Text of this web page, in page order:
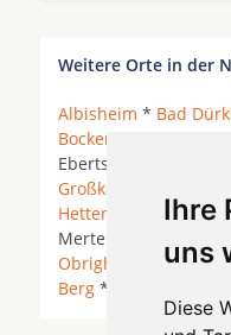
Ihre
uns
Diese
Weitere Orte in der
Albisheim * Bad
Bockenheim
Ebertsheim *
Großkarlbach
Hettenleidelheim*
Mertesheim *
Obrigheim (Pfalz)*
Berg *